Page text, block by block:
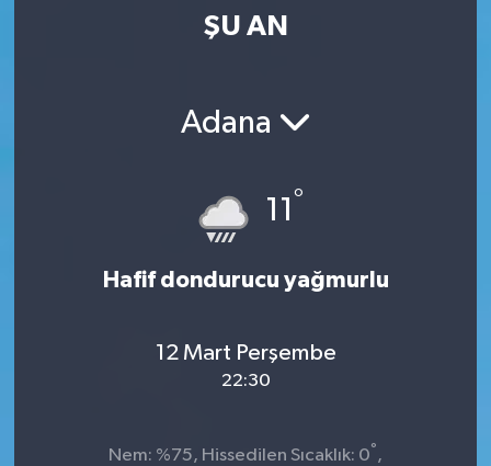
ŞU AN
Adana
11 °
Hafif dondurucu yağmurlu
12 Mart Perşembe
22:30
Nem: %75, Hissedilen Sıcaklık: 0° ,